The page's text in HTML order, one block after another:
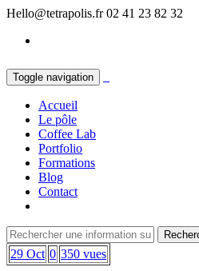
Hello@tetrapolis.fr 02 41 23 82 32
Toggle navigation
Accueil
Le pôle
Coffee Lab
Portfolio
Formations
Blog
Contact
29 Oct 0 350 vues